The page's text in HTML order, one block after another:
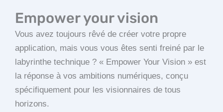
Empower your vision
Vous avez toujours rêvé de créer votre propre
application, mais vous vous êtes senti freiné par le
labyrinthe technique ? « Empower Your Vision » est
la réponse à vos ambitions numériques, conçu
spécifiquement pour les visionnaires de tous
horizons.